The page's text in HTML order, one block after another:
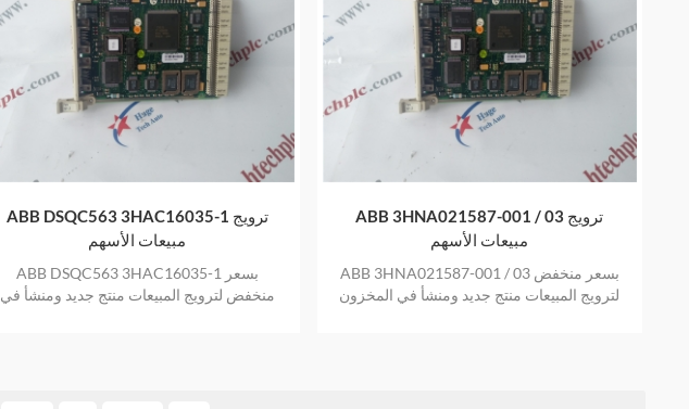
ABB DSQC563 3HAC16035-1 ترويج
مبيعات الأسهم
ABB DSQC563 3HAC16035-1 بسعر
منخفض لترويج المبيعات منتج جديد ومنشأ في
ABB 3HNA021587-001 / 03 ترويج
مبيعات الأسهم
ABB 3HNA021587-001 / 03 بسعر منخفض
لترويج المبيعات منتج جديد ومنشأ في المخزون